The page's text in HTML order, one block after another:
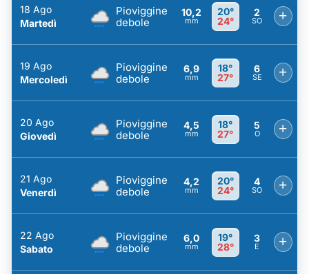
18 Ago
Martedì
Pioviggine
debole
10,2
mm
20°
24°
2
SO +
19 Ago
Mercoledì
Pioviggine
debole
6,9
mm
18°
27°
6
SE +
20 Ago
Giovedì
Pioviggine
debole
4,5
mm
18°
27°
5
O +
21 Ago
Venerdì
Pioviggine
debole
4,2
mm
20°
24°
4
SO +
22 Ago
Sabato
Pioviggine
debole
6,0
mm
19°
28°
3
E +